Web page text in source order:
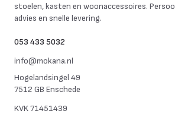
stoelen, kasten en woonaccessoires.
advies en snelle levering.
053 433 5032
info@mokana.nl
Hogelandsingel 49
7512 GB Enschede
KVK71451439